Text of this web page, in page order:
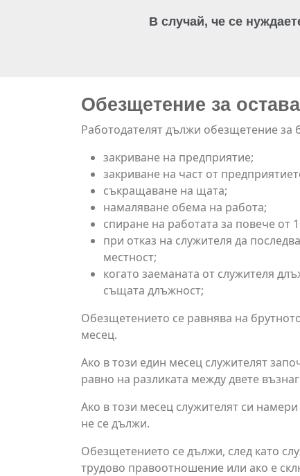
В случай, че се
Обезщетение за
Работодателят дължи обезщетение за
закриване на предприятие;
закриване на част от
съкращаване на щата;
намаляване обема на работа;
спиране на работата за повече от
при отказ на служителя да
местност;
когато заеманата от служителя
същата длъжност;
Обезщетението се равнява на
месец.
Ако в този един месец служителят
равно на разликата между двете
Ако в този месец служителят си
не се дължи.
Обезщетението се дължи, след като
трудово правоотношение или ако е